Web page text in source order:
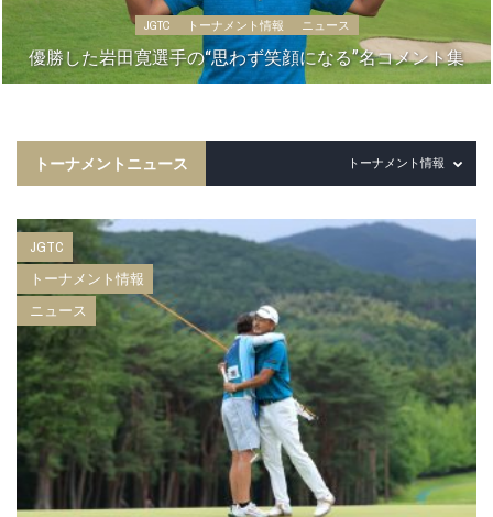
JGTC トーナメント情報 ニュース
優勝した岩田寛選手の“思わず笑顔になる”名コメント集
トーナメントニュース トーナメント情報
JGTC
トーナメント情報
ニュース